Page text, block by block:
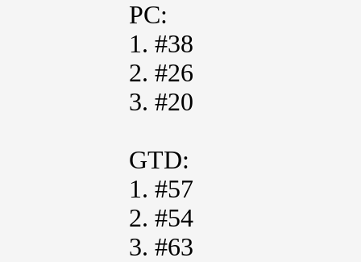
PC:
1. #38
2. #26
3. #20
GTD:
1. #57
2. #54
3. #63